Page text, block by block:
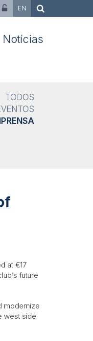
EN
Notícias
TODOS
at €17
future
modernize
west side